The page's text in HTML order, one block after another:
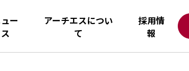
ー
ス
アーチエスについ
て
採用情
報